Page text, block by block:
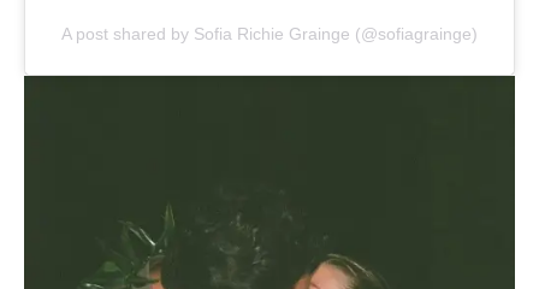
A post shared by Sofia Richie Grainge (@sofiagrainge)